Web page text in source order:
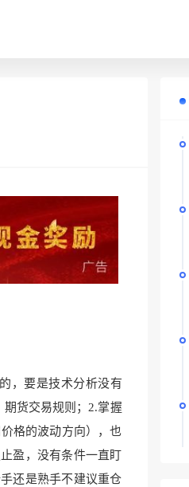
，要是技术分析没有
货交易规则；2.掌握
格的波动方向），也
盈，没有条件一直盯
还是熟手不建议重仓